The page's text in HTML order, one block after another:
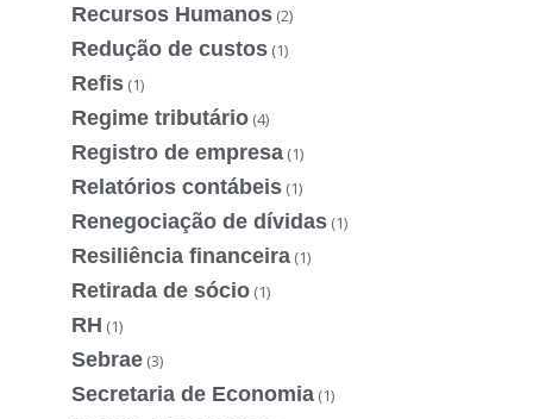
Recursos Humanos (2)
Redução de custos (1)
Refis (1)
Regime tributário (4)
Registro de empresa (1)
Relatórios contábeis (1)
Renegociação de dívidas (1)
Resiliência financeira (1)
Retirada de sócio (1)
RH (1)
Sebrae (3)
Secretaria de Economia (1)